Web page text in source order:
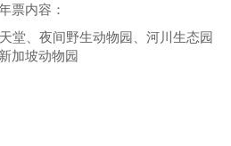
票内容：
堂、夜间野生动物园、河川生态园
加坡动物园